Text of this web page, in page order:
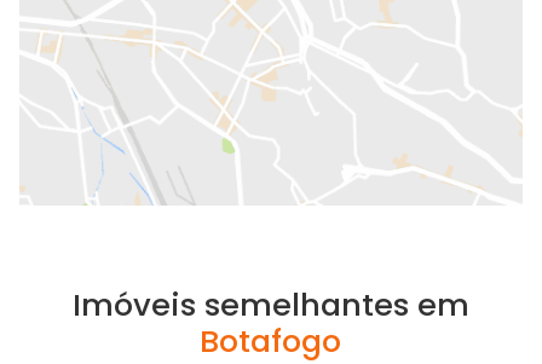
Imóveis semelhantes em
Botafogo